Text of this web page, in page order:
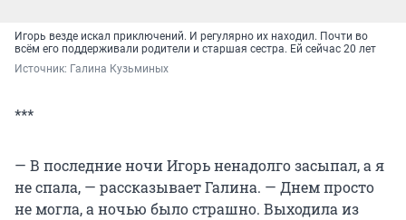
Игорь везде искал приключений. И регулярно их находил. Почти во
всём его поддерживали родители и старшая сестра. Ей сейчас 20 лет
Источник: Галина Кузьминых
***
— В последние ночи Игорь ненадолго засыпал, а я
не спала, — рассказывает Галина. — Днем просто
не могла, а ночью было страшно. Выходила из